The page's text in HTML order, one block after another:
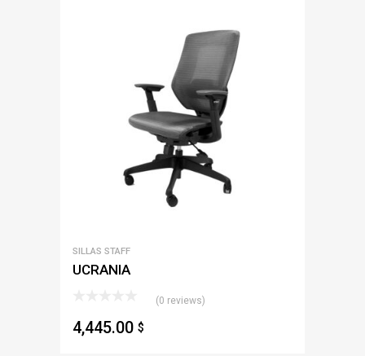
SILLAS STAFF
UCRANIA
(0 reviews)
4,445.00 $